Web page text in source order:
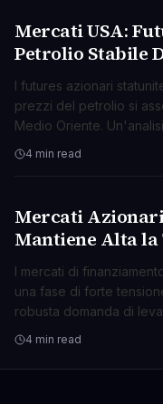
BUSINESS
Mercati USA:
Petrolio Stabile
I futures azionari
prezzi del petrolio si
Medio Oriente.
4 min read
BUSINESS
Mercati
Mantiene Alta la
I mercati di
una fase di forte
robusta domanda di
implicazioni.
4 min read